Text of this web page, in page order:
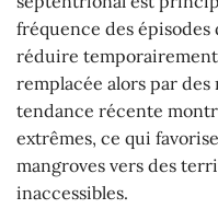
fréquence des
réduire
remplacée alors par des
tendance récente
extrêmes, ce qui
mangroves vers des
inaccessibles.